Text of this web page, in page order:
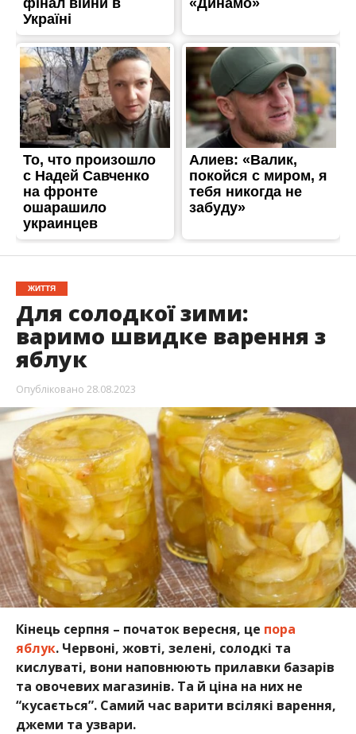
ЖИТТЯ
Для солодкої зими:
варимо швидке варення з
яблук
Опубліковано 28.08.2023
Кінець серпня – початок вересня, це пора
яблук. Червоні, жовті, зелені, солодкі та
кислуваті, вони наповнюють прилавки базарів
та овочевих магазинів. Та й ціна на них не
“кусається”. Самий час варити всілякі варення,
джеми та узвари.